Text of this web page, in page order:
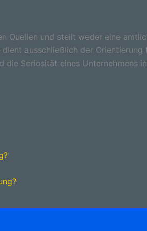
Quellen und stellt weder eine
ausschließlich der Orientierung
die Seriosität eines Unternehmens